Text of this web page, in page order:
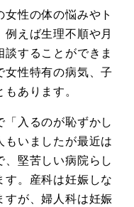
性の体の悩みやト
えば生理不順や月
することができま
性特有の病気、子
あります。
入るのが恥ずかし
いましたが最近は
堅苦しい病院らし
す。産科は妊娠しな
すが、婦人科は妊娠